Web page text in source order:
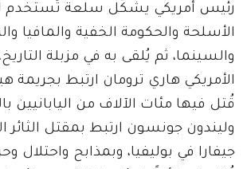
رئيس أمريكي يشكّل سلعة تُستخدم
الأسلحة والحكومة الخفية والمافيا
والسينما، ثم يُلقى به في مزبلة
الأمريكي هاري ترومان ارتبط بجريمة
قُتل فيها مئات الآلاف من اليابانيين
وليندون جونسون ارتبط بمقتل الثائر
جيفارا في بوليفيا، وبمذابح واحتلال